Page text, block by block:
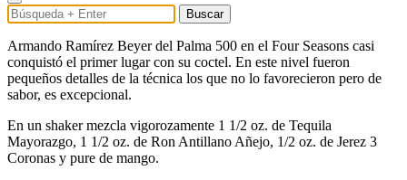
Buscar
Armando Ramírez Beyer del Palma 500 en el Four Seasons casi
conquistó el primer lugar con su coctel. En este nivel fueron
pequeños detalles de la técnica los que no lo favorecieron pero de
sabor, es excepcional.
En un shaker mezcla vigorozamente 1 1/2 oz. de Tequila
Mayorazgo, 1 1/2 oz. de Ron Antillano Añejo, 1/2 oz. de Jerez 3
Coronas y pure de mango.